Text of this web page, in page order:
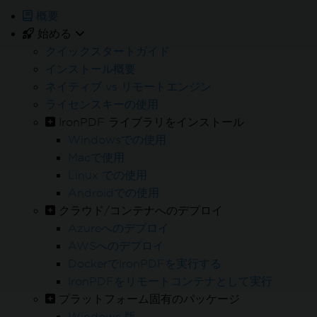
始める
クイックスタートガイド
インストール概要
ネイティブ vs リモートエンジン
ライセンスキーの使用
IronPDF ライブラリをインストール
Windowsでの使用
Macで使用
Linux での使用
Androidでの使用
クラウド/コンテナへのデプロイ
Azureへのデプロイ
AWSへのデプロイ
DockerでIronPDFを実行する
IronPDFをリモートコンテナとして実行
プラットフォーム固有のパッケージ
24/5 技術サポート
製品試用期間中、サポートエンジニアリングチームへのフルア
お困りですか 弊社の営業チームが喜んでお手伝いいたします。
Enterpriseトライアルをお試しください